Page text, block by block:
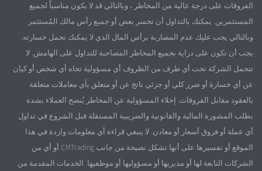
الفروقات على درجة عالية من المخاطر ، وبالتالي قد لا يكون مناسباً لجميع
المستثمرين. يمكنك بالتداول أن تخسر بعض أو جميع رأس مالك المُستثمر
وبالتالي يجب عليك عدم المضاربة برأس المال الذي لا يمكنك تحمل خسارته.
يجب أن تكون على دراية بجميع المخاطر المصاحبة للتداول على الهامش. لا
تتحمل الشركة تحت أي ظرف من الظروف أي مسؤولية تجاه أي شخص أو كيان
عن أي خسارة أو ضرر كلي أو جزئي ناتج عن أو متعلق بأي معاملات متعلقة
بالعقود مقابل الفروقات. إخلاء المسؤولية عن المخاطر يُنصح العملاء بشدة
بطلب المشورة المالية والقانونية والضريبية المستقلة قبل الشروع في تداول
أي عملة أو فروق أسعار أو معادن. لا ينبغي قراءة أي معلومات واردة في هذا
الموقع أو تفسيرها على أنها تشكل نصيحة من جانب CMTrading أو أي من
الشركات التابعة لها أو مديريها أو مسؤوليها أو موظفيها. الخدمات المقدمة من